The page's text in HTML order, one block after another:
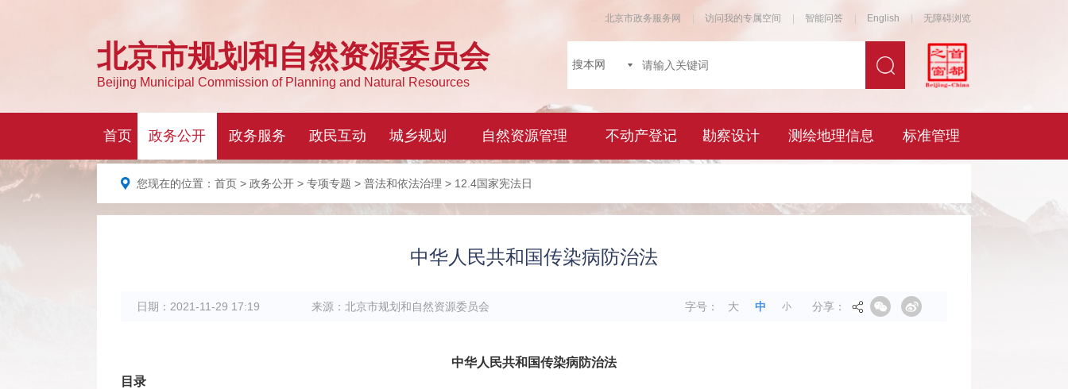
您现在的位置： 首页 > 政务公开 > 专项专题 > 普法和依法治理 > 12.4国家宪法日
中华人民共和国传染病防治法
日期： 2021-11-29 17:19 来源： 北京市规划和自然资源委员会 字号： 大 中 小 分享：
中华人民共和国传染病防治法
目录